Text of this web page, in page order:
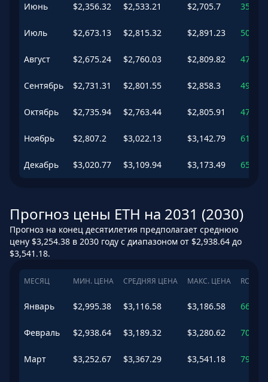
Июнь $2,356.32 $2,533.21 $2,705.7 35.17
Июль $2,673.13 $2,815.32 $2,891.23 50.22
Август $2,675.24 $2,760.03 $2,809.82 47.27
Сентябрь $2,731.31 $2,801.55 $2,858.3 49.49
Октябрь $2,735.94 $2,763.44 $2,805.91 47.45
Ноябрь $2,807.2 $3,022.13 $3,142.79 61.26
Декабрь $3,020.77 $3,109.94 $3,173.49 65.94
Прогноз цены ETH на 2031 (2030)
Прогноз на конец десятилетия предполагает среднюю
цену $3,254.38 в 2030 году с диапазоном от $2,938.64 до
$3,541.18.
МЕСЯЦ МИН. ЦЕНА СРЕДНЯЯ ЦЕНА МАКС. ЦЕНА ROI
Январь $2,995.38 $3,116.58 $3,186.58 66.3
Февраль $2,938.64 $3,189.32 $3,280.62 70.18
Март $3,252.67 $3,367.29 $3,541.18 79.67